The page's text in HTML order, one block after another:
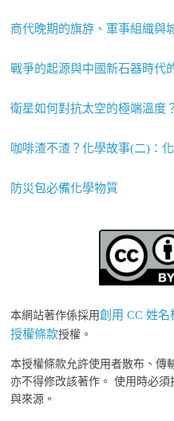
商代晚期的旗斿、軍事組織與
戰爭的起源與中國新石器時代
衛星如何對抗太空的極端溫度
咖啡渣不渣？化學故事(二)：
防災包必備化學物質
本網站著作係採用創用 CC 姓
授權條款授權。
本授權條款允許使用者散布、傳
亦不得修改該著作。 使用時必
與來源。